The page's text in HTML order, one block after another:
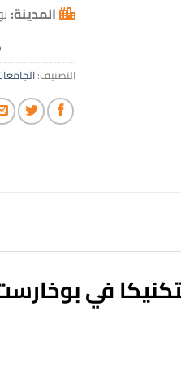
المدينة:
التصنيف:
في